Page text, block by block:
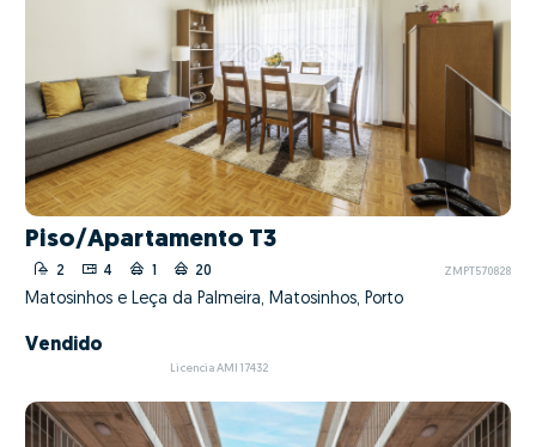
Piso/Apartamento T3
2 4 1 20 ZMPT570828
Matosinhos e Leça da Palmeira, Matosinhos, Porto
Vendido
Licencia AMI 17432